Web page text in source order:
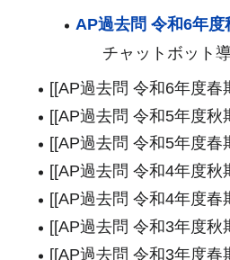
AP過去問 令和6年
チャットボット
[[AP過去問 令和6年度春
[[AP過去問 令和5年度秋
[[AP過去問 令和5年度春
[[AP過去問 令和4年度秋
[[AP過去問 令和4年度春
[[AP過去問 令和3年度秋
[[AP過去問 令和3年度春